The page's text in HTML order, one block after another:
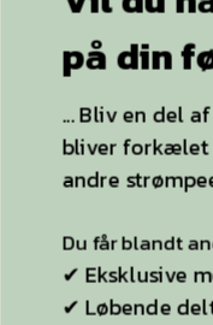
YDERLIGERE INFO
Plussize
Selvsiddende
på din
... Bliv en del
bliver forkælet
andre
Du får blandt
✔ Eksklusive
✔ Løbende